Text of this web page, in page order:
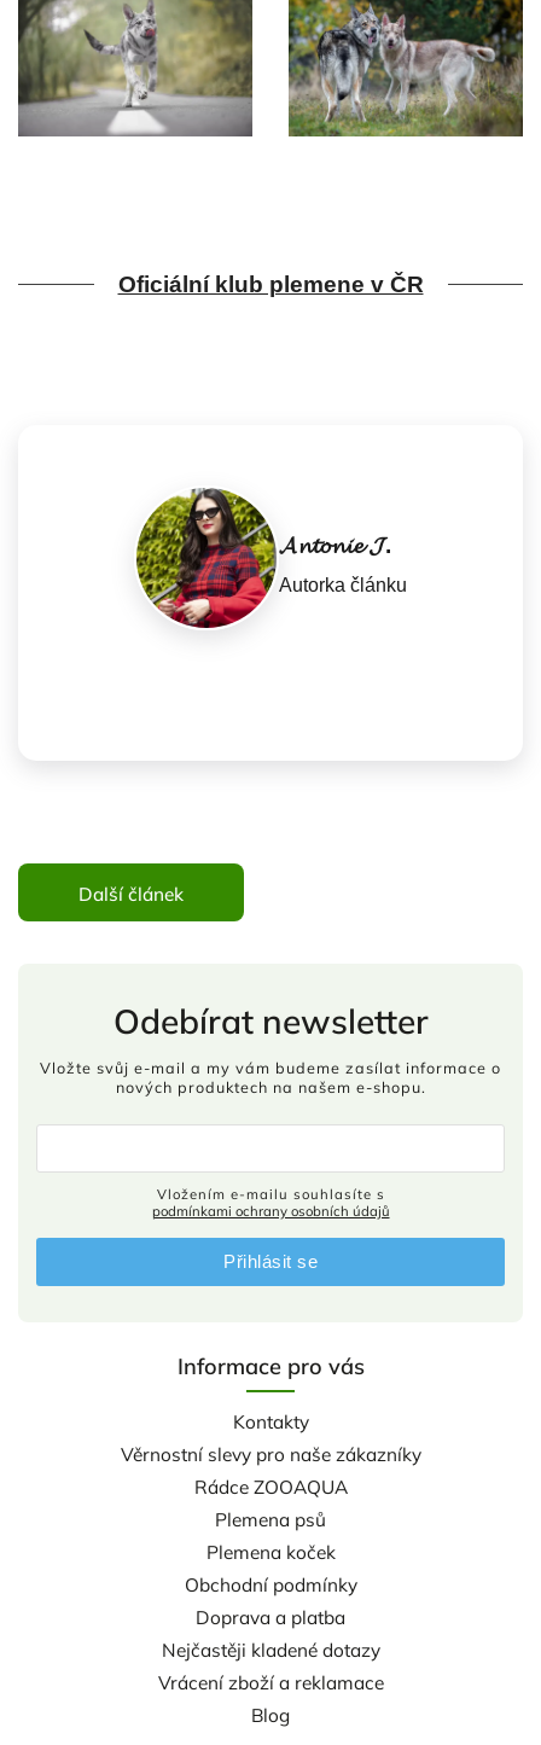
Oficiální klub plemene v ČR
𝓐𝓷𝓽𝓸𝓷𝓲𝓮 𝓙.
Autorka článku
Další článek
Informace pro vás
Kontakty
Věrnostní slevy pro naše zákazníky
Rádce ZOOAQUA
Plemena psů
Plemena koček
Obchodní podmínky
Doprava a platba
Nejčastěji kladené dotazy
Vrácení zboží a reklamace
Blog
Odebírat newsletter
Vložte svůj e-mail a my vám budeme zasílat informace o
nových produktech na našem e-shopu.
podmínkami ochrany osobních údajů
Přihlásit se